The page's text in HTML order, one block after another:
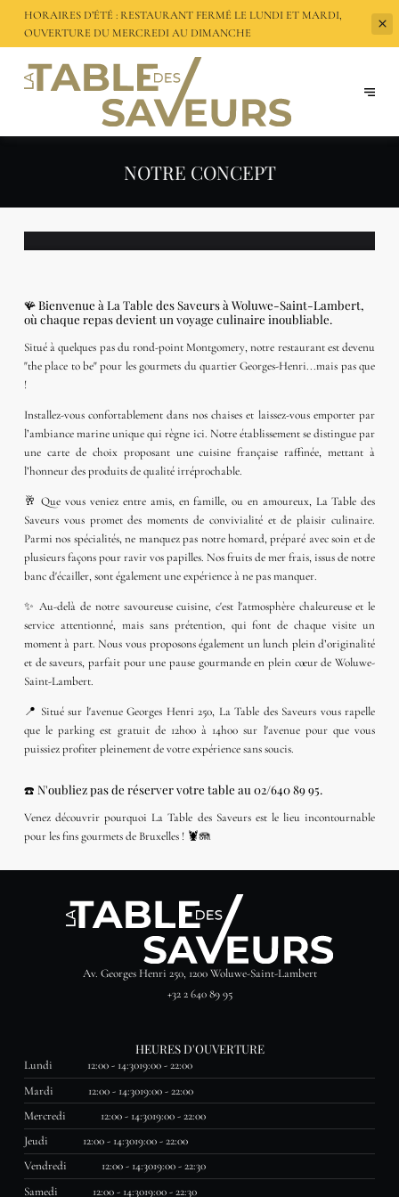
HORAIRES D’ÉTÉ : RESTAURANT FERMÉ LE LUNDI ET MARDI,
OUVERTURE DU MERCREDI AU DIMANCHE
NOTRE CONCEPT
🪸 Bienvenue à La Table des Saveurs à Woluwe-Saint-Lambert,
où chaque repas devient un voyage culinaire inoubliable.
Situé à quelques pas du rond-point Montgomery, notre restaurant est devenu
"the place to be" pour lesgourmets du quartier Georges-Henri...mais pas que
!
Installez-vousconfortablementdans nos chaises et laissez-vous emporter par
l’ambiance marine unique qui règne ici. Notre établissement se distingue par
une carte de choix proposant unecuisine française raffinée, mettant à
l’honneur des produits de qualité irréprochable.
🥂 Que vous veniez entre amis, en famille, ou en amoureux, La Table des
Saveursvous promet des moments de convivialité et de plaisir culinaire.
Parmi nos spécialités, ne manquez pas notrehomard, préparé avec soin et de
plusieurs façons pour ravir vos papilles. Nosfruits de merfrais, issus de notre
banc d'écailler, sont également une expérience à ne pas manquer.
✨ Au-delà de notre savoureuse cuisine, c'est l'atmosphère chaleureuseet le
service attentionné, mais sans prétention, qui font de chaque visite un
moment à part. Nous vous proposons également unlunch plein d’originalité
et de saveurs, parfait pour une pause gourmande en plein cœur de Woluwe-
Saint-Lambert.
📍 Situé sur l'avenue Georges Henri 250, La Table des Saveurs vous rapelle
que le parking est gratuit de 12h00 à 14h00 sur l'avenue pour que vous
puissiez profiter pleinement de votre expérience sans soucis.
☎️ N'oubliez pas de réserver votre table au 02/640 89 95.
Venez découvrir pourquoi La Table des Saveurs est le lieu incontournable
pour les fins gourmets de Bruxelles ! 🦞🪼
Av. Georges Henri 250, 1200 Woluwe-Saint-Lambert
+32 2 640 89 95
HEURES D'OUVERTURE
Lundi 12:00 - 14:3019:00 - 22:00
Mardi
12:00 - 14:3019:00 - 22:00
Mercredi
12:00 - 14:3019:00 - 22:00
Jeudi
12:00 - 14:3019:00 - 22:00
Vendredi
12:00 - 14:3019:00 - 22:30
Samedi
12:00 - 14:3019:00 - 22:30